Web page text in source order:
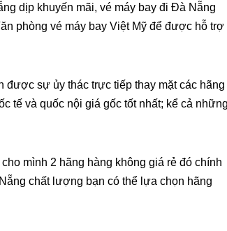
dịp khuyến mãi, vé máy bay đi Đà Nẵng
phòng vé máy bay Việt Mỹ để được hỗ trợ
được sự ủy thác trực tiếp thay mặt các hãng
tế và quốc nội giá gốc tốt nhất; kể cả
mình 2 hãng hàng không giá rẻ đó chính
chất lượng bạn có thể lựa chọn hãng